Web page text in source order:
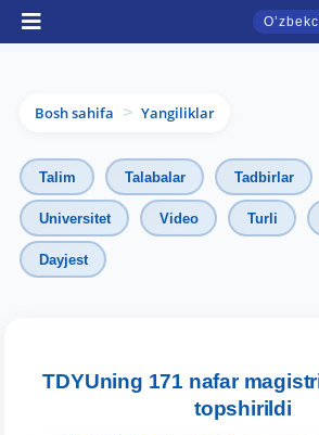
Bosh sahifa > Yangiliklar
Talim Talabalar Tadbirlar
Universitet Video Turli
Dayjest
TDYUning 171 nafar
topshirildi
TDYU qabul murojaatlari chati
chatiga xush kelibsiz.
Qabul bo'yicha murojaatlaringizni ushbu